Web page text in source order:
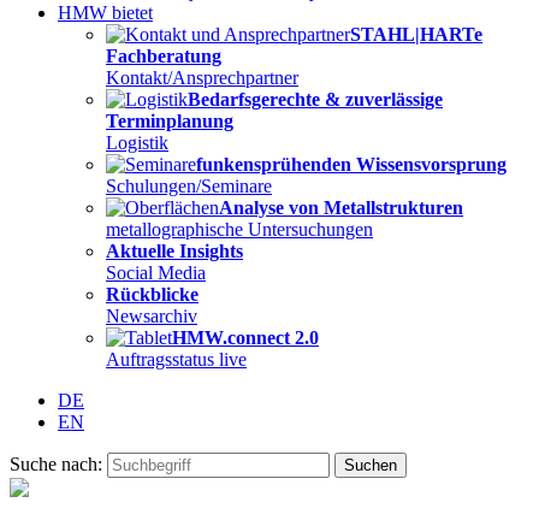
HMW bietet
STAHL|HARTe
Fachberatung
Kontakt/Ansprechpartner
Bedarfsgerechte & zuverlässige
Terminplanung
Logistik
funkensprühenden Wissensvorsprung
Schulungen/Seminare
Analyse von Metallstrukturen
metallographische Untersuchungen
Aktuelle Insights
Social Media
Rückblicke
Newsarchiv
HMW.connect 2.0
Auftragsstatus live
DE
EN
Suche nach: